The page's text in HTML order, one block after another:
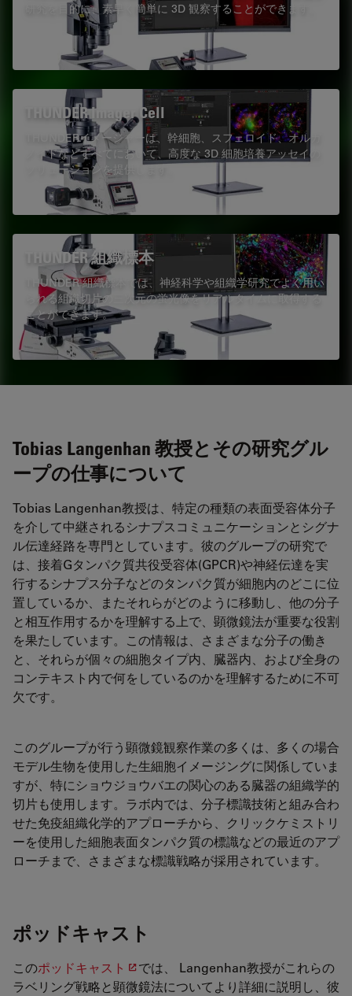
研究を目的に、素早く簡単に 3D 観察することができます。
THUNDER Imager Cell
THUNDERイメージャーは、幹細胞、スフェロイド、オルガ
ノイドなどすべてにおいて、高度な 3D 細胞培養アッセイの
ソリューションを提供します。
THUNDER 組織標本
THUNDER 組織標本では、神経科学や組織学研究でよく用い
られる組織切片の三次元の蛍光像をリアルタイムに取得する
ことができます。
Tobias Langenhan 教授とその研究グル
ープの仕事について
Tobias Langenhan教授は、特定の種類の表面受容体分子
を介して中継されるシナプスコミュニケーションとシグナ
ル伝達経路を専門としています。彼のグループの研究で
は、接着Gタンパク質共役受容体(GPCR)や神経伝達を実
行するシナプス分子などのタンパク質が細胞内のどこに位
置しているか、またそれらがどのように移動し、他の分子
と相互作用するかを理解する上で、顕微鏡法が重要な役割
を果たしています。この情報は、さまざまな分子の働き
と、それらが個々の細胞タイプ内、臓器内、および全身の
コンテキスト内で何をしているのかを理解するために不可
欠です。
このグループが行う顕微鏡観察作業の多くは、多くの場合
モデル生物を使用した生細胞イメージングに関係していま
すが、特にショウジョウバエの関心のある臓器の組織学的
切片も使用します。ラボ内では、分子標識技術と組み合わ
せた免疫組織化学的アプローチから、クリックケミストリ
ーを使用した細胞表面タンパク質の標識などの最近のアプ
ローチまで、さまざまな標識戦略が採用されています。
ポッドキャスト
このポッドキャスト
では、 Langenhan教授がこれらの
ラベリング戦略と顕微鏡法についてより詳細に説明し、彼